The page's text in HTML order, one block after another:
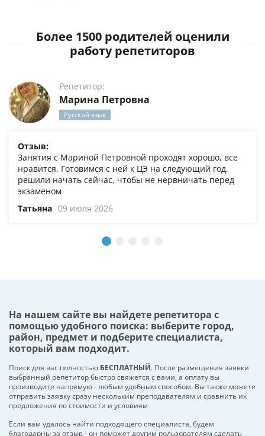
Более 1500 родителей оценили
работу репетиторов
Репетитор:
Марина Петровна
Русский язык
Отзыв:
Занятия с Мариной Петровной проходят хорошо, все
нравится. Готовимся с ней к ЦЭ на следующий год,
решили начать сейчас, чтобы не нервничать перед
экзаменом
Татьяна 09 июля 2026
На нашем сайте вы найдете репетитора с
помощью удобного поиска: выберите город,
район, предмет и подберите специалиста,
который вам подходит.
Поиск для вас полностью БЕСПЛАТНЫЙ. После размещения заявки
выбранный репетитор быстро свяжется с вами, а оплату вы
производите напрямую - любым удобным способом. Вы также можете
отправить заявку сразу нескольким преподавателям и сравнить их
предложения по стоимости и условиям
Если вам удалось найти подходящего специалиста, будем
благодарны за отзыв - он поможет другим пользователям сделать